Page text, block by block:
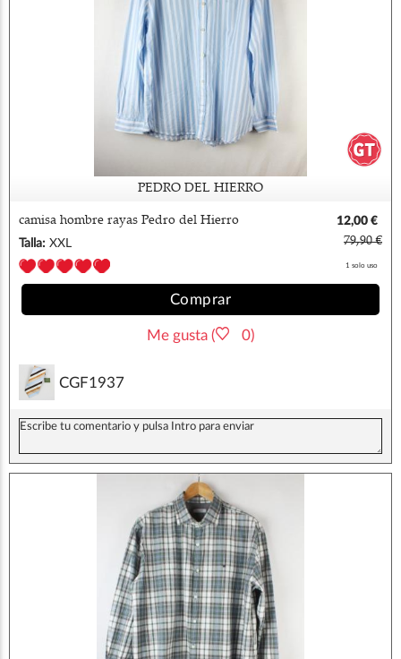
PEDRO DEL HIERRO
camisa hombre rayas Pedro del Hierro
12,00 €
Talla: XXL 79,90 €
1 solo uso
Comprar
Me gusta ( 0)
CGF1937